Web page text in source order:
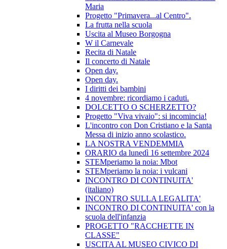
Maria
Progetto "Primavera...al Centro".
La frutta nella scuola
Uscita al Museo Borgogna
W il Carnevale
Recita di Natale
Il concerto di Natale
Open day.
Open day.
I diritti dei bambini
4 novembre: ricordiamo i caduti.
DOLCETTO O SCHERZETTO?
Progetto "Viva vivaio": si incomincia!
L'incontro con Don Cristiano e la Santa
Messa di inizio anno scolastico.
LA NOSTRA VENDEMMIA
ORARIO da lunedì 16 settembre 2024
STEMperiamo la noia: Mbot
STEMperiamo la noia: i vulcani
INCONTRO DI CONTINUITA'
(italiano)
INCONTRO SULLA LEGALITA'
INCONTRO DI CONTINUITA' con la
scuola dell'infanzia
PROGETTO "RACCHETTE IN
CLASSE"
USCITA AL MUSEO CIVICO DI